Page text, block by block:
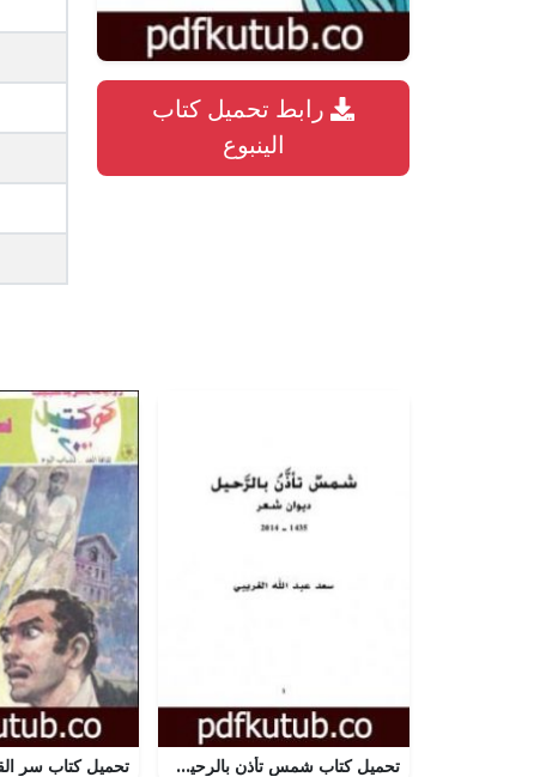
رابط تحميل كتاب
الينبوع
تحميل كتاب شمس تأذن بالرحيل PDF تأليف سعد عبد الله الغريبي مجانا [كامل]